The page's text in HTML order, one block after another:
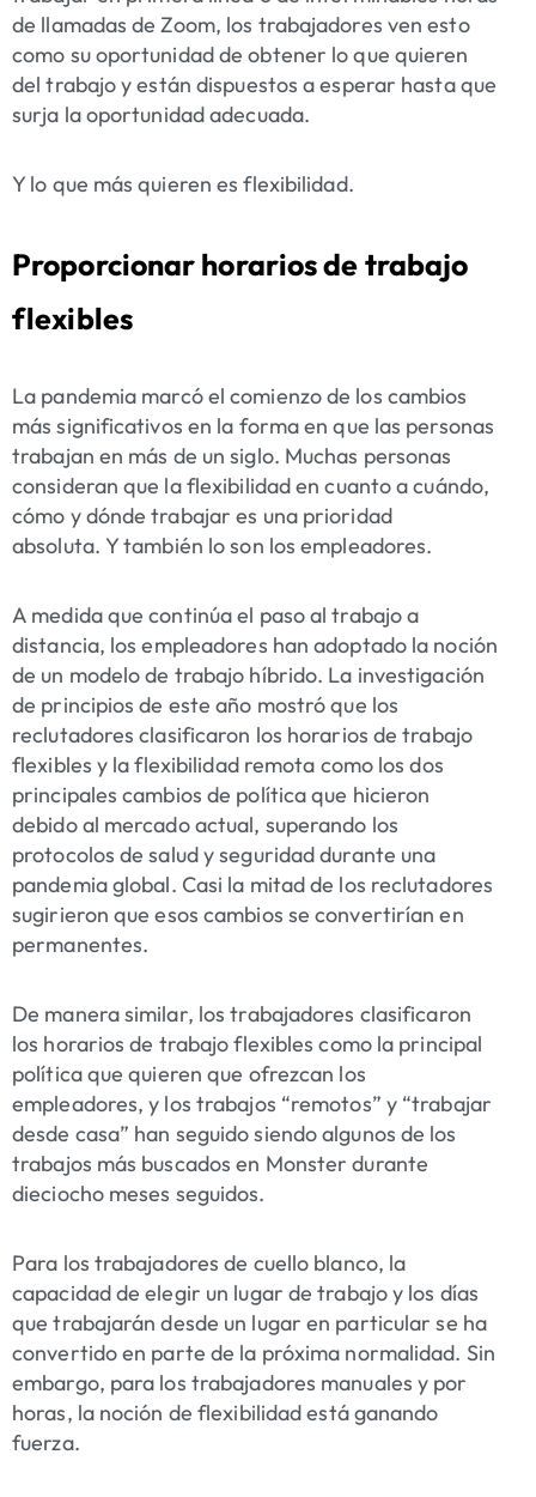
de llamadas de Zoom, los trabajadores ven esto
como su oportunidad de obtener lo que quieren
del trabajo y están dispuestos a esperar hasta que
surja la oportunidad adecuada.
Y lo que más quieren es flexibilidad.
Proporcionar horarios de trabajo
flexibles
La pandemia marcó el comienzo de los cambios
más significativos en la forma en que las personas
trabajan en más de un siglo. Muchas personas
consideran que la flexibilidad en cuanto a cuándo,
cómo y dónde trabajar es una prioridad
absoluta. Y también lo son los empleadores.
A medida que continúa el paso al trabajo a
distancia, los empleadores han adoptado la noción
de un modelo de trabajo híbrido. La investigación
de principios de este año mostró que los
reclutadores clasificaron los horarios de trabajo
flexibles y la flexibilidad remota como los dos
principales cambios de política que hicieron
debido al mercado actual, superando los
protocolos de salud y seguridad durante una
pandemia global. Casi la mitad de los reclutadores
sugirieron que esos cambios se convertirían en
permanentes.
De manera similar, los trabajadores clasificaron
los horarios de trabajo flexibles como la principal
política que quieren que ofrezcan los
empleadores, y los trabajos “remotos” y “trabajar
desde casa” han seguido siendo algunos de los
trabajos más buscados en Monster durante
dieciocho meses seguidos.
Para los trabajadores de cuello blanco, la
capacidad de elegir un lugar de trabajo y los días
que trabajarán desde un lugar en particular se ha
convertido en parte de la próxima normalidad. Sin
embargo, para los trabajadores manuales y por
horas, la noción de flexibilidad está ganando
fuerza.